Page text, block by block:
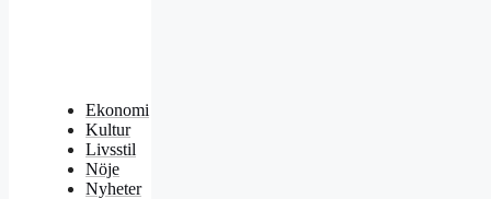
Ekonomi
Kultur
Livsstil
Nöje
Nyheter